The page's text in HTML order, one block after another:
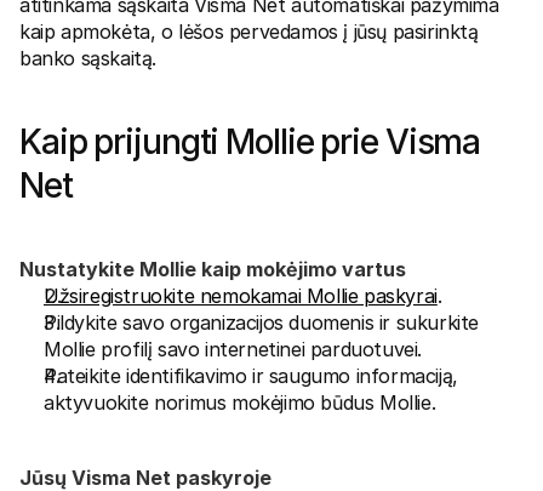
atitinkama sąskaita Visma Net automatiškai pažymima
kaip apmokėta, o lėšos pervedamos į jūsų pasirinktą
banko sąskaitą.
Kaip prijungti Mollie prie Visma
Net
Nustatykite Mollie kaip mokėjimo vartus
Užsiregistruokite nemokamai Mollie paskyrai.
Pildykite savo organizacijos duomenis ir sukurkite
Mollie profilį savo internetinei parduotuvei.
Pateikite identifikavimo ir saugumo informaciją,
aktyvuokite norimus mokėjimo būdus Mollie.
Jūsų Visma Net paskyroje